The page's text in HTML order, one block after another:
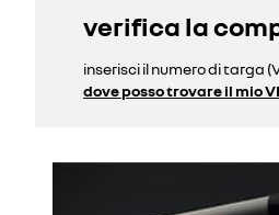
verifica la
inserisci il numero di targa
dove posso trovare il mio